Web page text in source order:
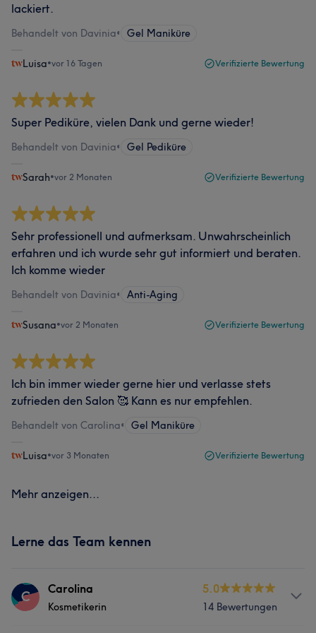
lackiert.
Behandelt von Davinia• Gel Maniküre
Luisa•vor 16 Tagen Verifizierte Bewertung
Super Pediküre, vielen Dank und gerne wieder!
Behandelt von Davinia• Gel Pediküre
Sarah•vor 2 Monaten Verifizierte Bewertung
Sehr professionell und aufmerksam. Unwahrscheinlich
erfahren und ich wurde sehr gut informiert und beraten.
Ich komme wieder
Behandelt von Davinia• Anti-Aging
Susana•vor 2 Monaten Verifizierte Bewertung
Ich bin immer wieder gerne hier und verlasse stets
zufrieden den Salon 🥰 Kann es nur empfehlen.
Behandelt von Carolina• Gel Maniküre
Luisa•vor 3 Monaten Verifizierte Bewertung
Mehr anzeigen...
Lerne das Team kennen
C Carolina
Kosmetikerin
5.0
14 Bewertungen